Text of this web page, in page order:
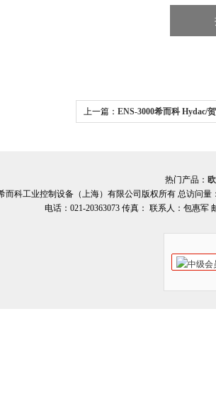
上一篇： ENS-3000希而科 Hydac/
热门产品：
而科工业控制设备（上海）有限公司版权所有 总访问量
电话：021-20363073 传真： 联系人：包惠军